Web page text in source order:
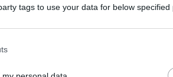
tags to use your data for below specified